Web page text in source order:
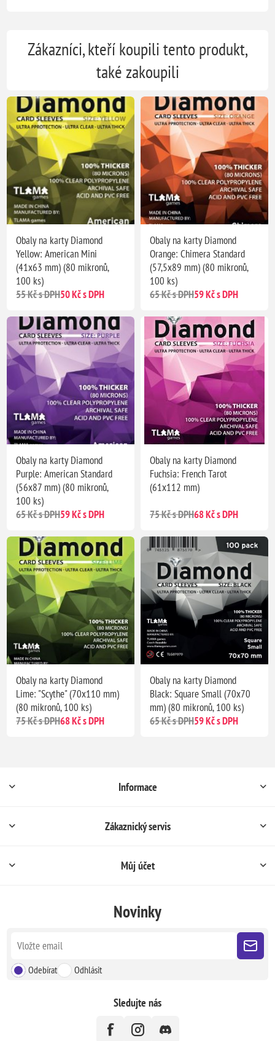
Zákazníci, kteří koupili tento produkt,
také zakoupili
Obaly na karty Diamond
Yellow: American Mini
(41x63 mm) (80 mikronů,
100 ks)
55 Kč s DPH50 Kč s DPH
Obaly na karty Diamond
Orange: Chimera Standard
(57,5x89 mm) (80 mikronů,
100 ks)
65 Kč s DPH59 Kč s DPH
Obaly na karty Diamond
Purple: American Standard
(56x87 mm) (80 mikronů,
100 ks)
65 Kč s DPH59 Kč s DPH
Obaly na karty Diamond
Fuchsia: French Tarot
(61x112 mm)
75 Kč s DPH68 Kč s DPH
Obaly na karty Diamond
Lime: "Scythe" (70x110 mm)
(80 mikronů, 100 ks)
75 Kč s DPH68 Kč s DPH
Obaly na karty Diamond
Black: Square Small (70x70
mm) (80 mikronů, 100 ks)
65 Kč s DPH59 Kč s DPH
Informace
Zákaznický servis
Můj účet
Novinky
Odebírat Odhlásit
Sledujte nás